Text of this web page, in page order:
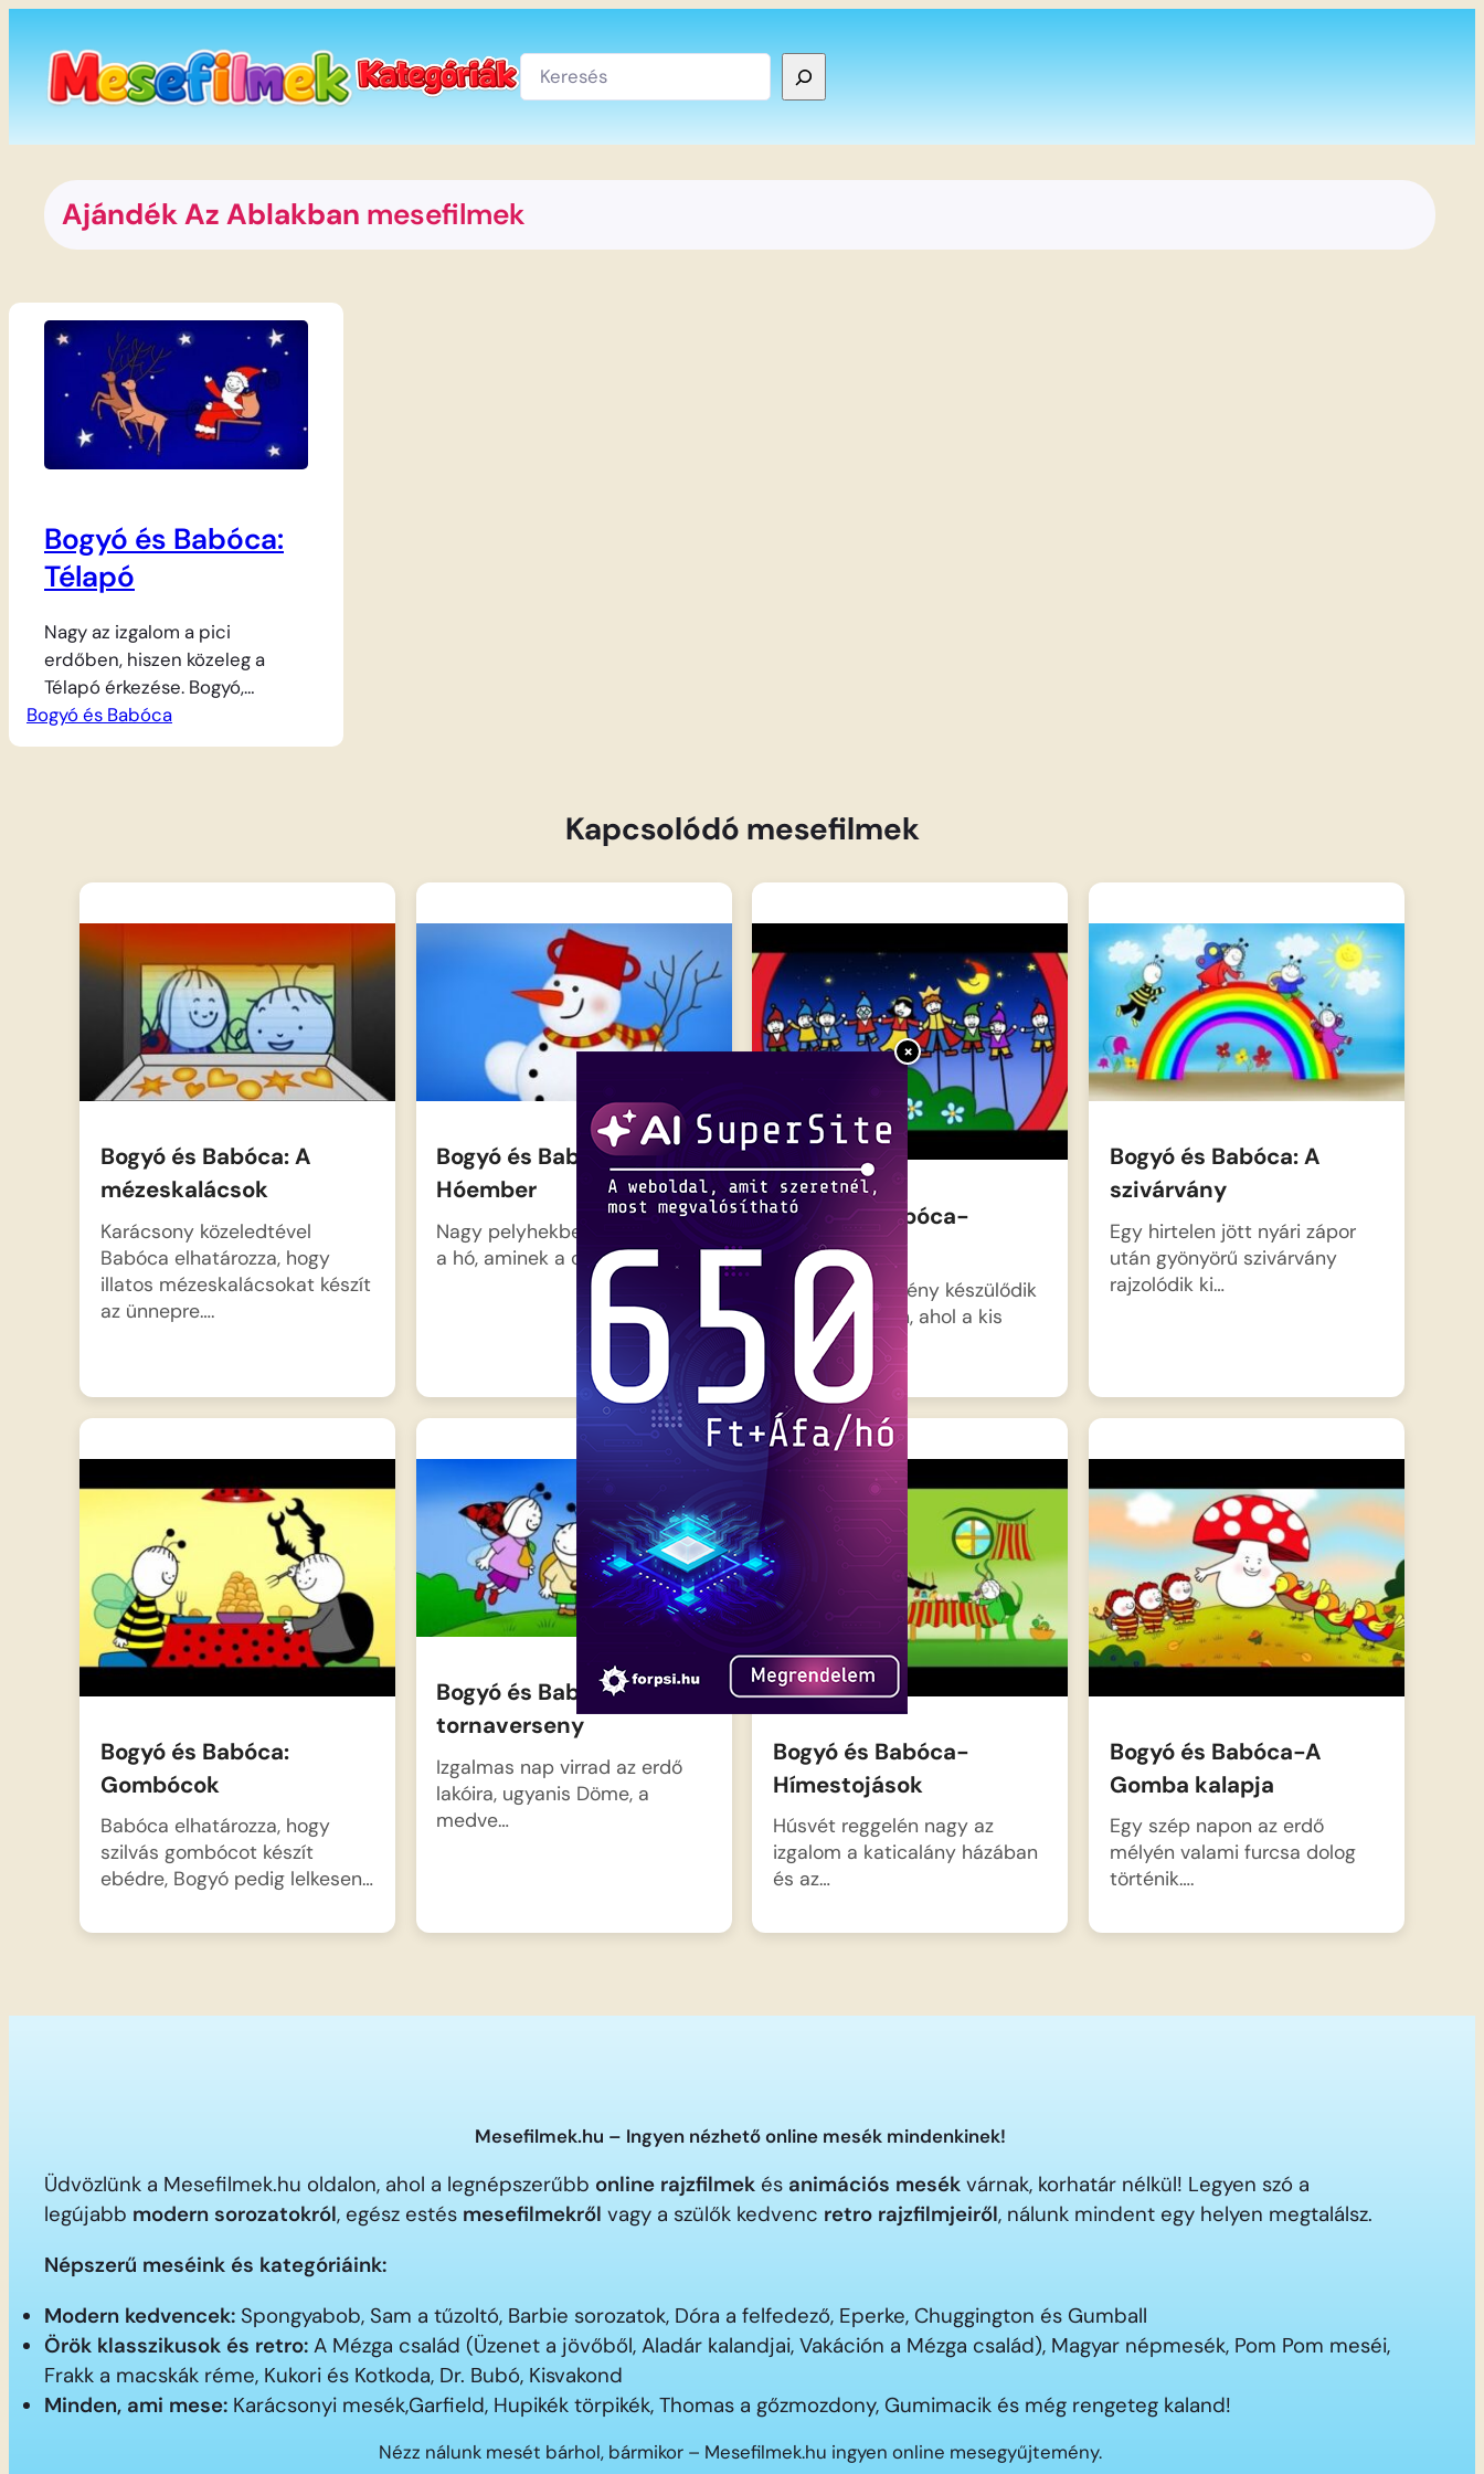
×
tartalomhoz
Keresés
Ajándék Az Ablakban mesefilmek
Bogyó és Babóca:
Télapó
Nagy az izgalom a pici
erdőben, hiszen közeleg a
Télapó érkezése. Bogyó,
Babóca és a többi kisbarát
szorgalmasan fényesítik a
csendben megérkezik a
minden cipőcskébe ajándékot
rejt. Reggel hatalmas a
boldogság, amikor a bogárkák…
Bogyó és Babóca
Kapcsolódó mesefilmek
Bogyó és Babóca: A
mézeskalácsok
Karácsony közeledtével
Babóca elhatározza, hogy
illatos mézeskalácsokat készít
az ünnepre….
Bogyó és Babóca:
Hóember
Nagy pelyhekben hullani kezd
a hó, aminek a csigafiú és…
Bogyó és Babóca-
Bábszínház
Izgalmas esemény készülődik
az erdő mélyén, ahol a kis
bogárkák…
Bogyó és Babóca: A
szivárvány
Egy hirtelen jött nyári zápor
után gyönyörű szivárvány
rajzolódik ki…
Bogyó és Babóca:
Gombócok
Babóca elhatározza, hogy
szilvás gombócot készít
ebédre, Bogyó pedig lelkesen…
Bogyó és Babóca: Erdei
tornaverseny
Izgalmas nap virrad az erdő
lakóira, ugyanis Döme, a
medve…
Bogyó és Babóca-
Hímestojások
Húsvét reggelén nagy az
izgalom a katicalány házában
és az…
Bogyó és Babóca-A
Gomba kalapja
Egy szép napon az erdő
mélyén valami furcsa dolog
történik….
Mesefilmek.hu – Ingyen nézhető online mesék mindenkinek!
Üdvözlünk a Mesefilmek.hu oldalon, ahol a legnépszerűbb online rajzfilmek és animációs mesék várnak, korhatár nélkül! Legyen szó a
legújabb modern sorozatokról, egész estés mesefilmekről vagy a szülők kedvenc retro rajzfilmjeiről, nálunk mindent egy helyen megtalálsz.
Népszerű meséink és kategóriáink:
Modern kedvencek: Spongyabob, Sam a tűzoltó, Barbie sorozatok, Dóra a felfedező, Eperke, Chuggington és Gumball
Örök klasszikusok és retro: A Mézga család (Üzenet a jövőből, Aladár kalandjai, Vakáción a Mézga család), Magyar népmesék, Pom Pom meséi,
Frakk a macskák réme, Kukori és Kotkoda, Dr. Bubó, Kisvakond
Minden, ami mese: Karácsonyi mesék,Garfield, Hupikék törpikék, Thomas a gőzmozdony, Gumimacik és még rengeteg kaland!
Nézz nálunk mesét bárhol, bármikor – Mesefilmek.hu ingyen online mesegyűjtemény.